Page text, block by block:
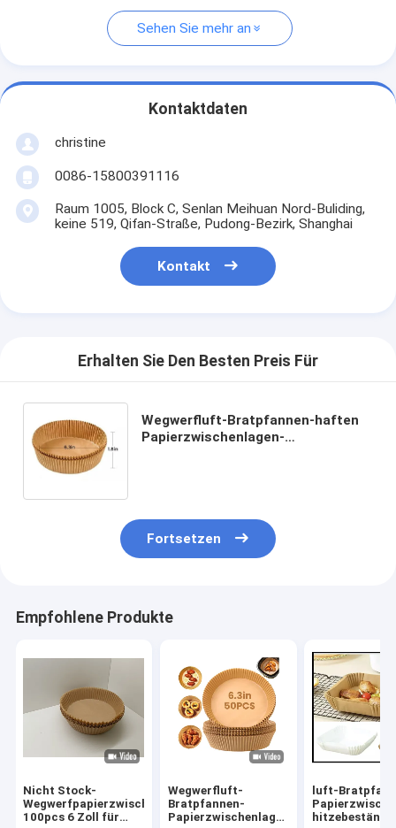
Sehen Sie mehr an
Kontaktdaten
christine
0086-15800391116
Raum 1005, Block C, Senlan Meihuan Nord-Buliding,
keine 519, Qifan-Straße, Pudong-Bezirk, Shanghai
Kontakt
Erhalten Sie Den Besten Preis Für
Wegwerfluft-Bratpfannen-haften
Papierzwischenlagen-
Fortsetzen
Empfohlene Produkte
Nicht Stock-
Wegwerfpapierzwischenlage
100pcs 6 Zoll für
Wegwerfluft-
Bratpfannen-
Papierzwischenlagen
luft-